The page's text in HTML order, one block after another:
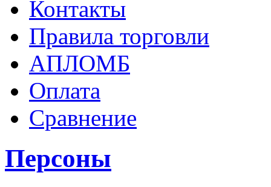
Контакты
Правила торговли
АПЛОМБ
Оплата
Сравнение
Персоны